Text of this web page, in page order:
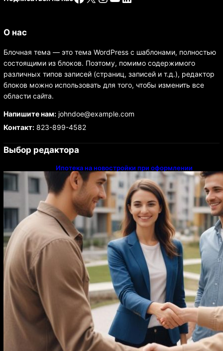
О нас
Блочная тема — это тема WordPress с шаблонами, полностью
состоящими из блоков. Поэтому, помимо содержимого
различных типов записей (страниц, записей и т.д.), редактор
блоков можно использовать для того, чтобы изменить все
области сайта.
Напишите нам:johndoe@example.com
Контакт:823-899-4582
Выбор редактора
Ипотека на новостройки при оформлении
напрямую у застройщика